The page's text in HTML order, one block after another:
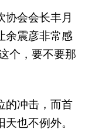
协会会长丰月
余震彦非常感
个，要不要那
的冲击，而首
也不例外。